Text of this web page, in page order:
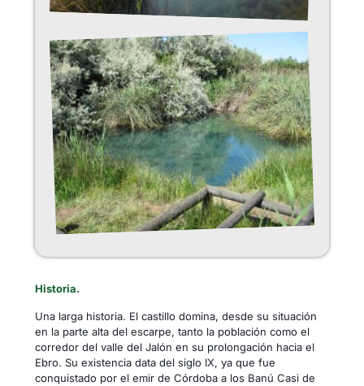
Historia.
Una larga historia. El castillo domina, desde su situación
en la parte alta del escarpe, tanto la población como el
corredor del valle del Jalón en su prolongación hacia el
Ebro. Su existencia data del siglo IX, ya que fue
conquistado por el emir de Córdoba a los Banú Casi de